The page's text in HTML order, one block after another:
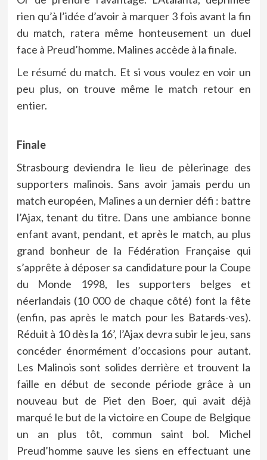
rien qu’à l’idée d’avoir à marquer 3 fois avant la fin
du match, ratera même honteusement un duel
face à Preud’homme. Malines accède à la finale.
Le résumé du match. Et si vous voulez en voir un
peu plus, on trouve même le match retouren
entier.
Finale
Strasbourg deviendra le lieu de pèlerinage des
supporters malinois. Sans avoir jamais perdu un
match européen, Malines a un dernier défi : battre
l’Ajax, tenant du titre. Dans une ambiance bonne
enfant avant, pendant, et après le match, au plus
grand bonheur de la Fédération Française qui
s’apprête à déposer sa candidature pour la Coupe
du Monde 1998, les supporters belges et
néerlandais (10 000 de chaque côté) font la fête
(enfin, pas après le match pour les Batards-ves).
Réduit à 10 dès la 16’, l’Ajax devra subir le jeu, sans
concéder énormément d’occasions pour autant.
Les Malinois sont solides derrière et trouvent la
faille en début de seconde période grâce à un
nouveau but de Piet den Boer, qui avait déjà
marqué le but de la victoire en Coupe de Belgique
un an plus tôt, commun saint bol. Michel
Preud’homme sauve les siens en effectuant une